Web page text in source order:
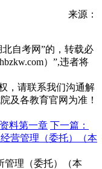
来源：
自考网”的，转载必
）”,违者将
，请联系我们沟通解
及各教育官网为准！
料第一章 下一篇：
营管理（委托）（本
管理（委托）（本